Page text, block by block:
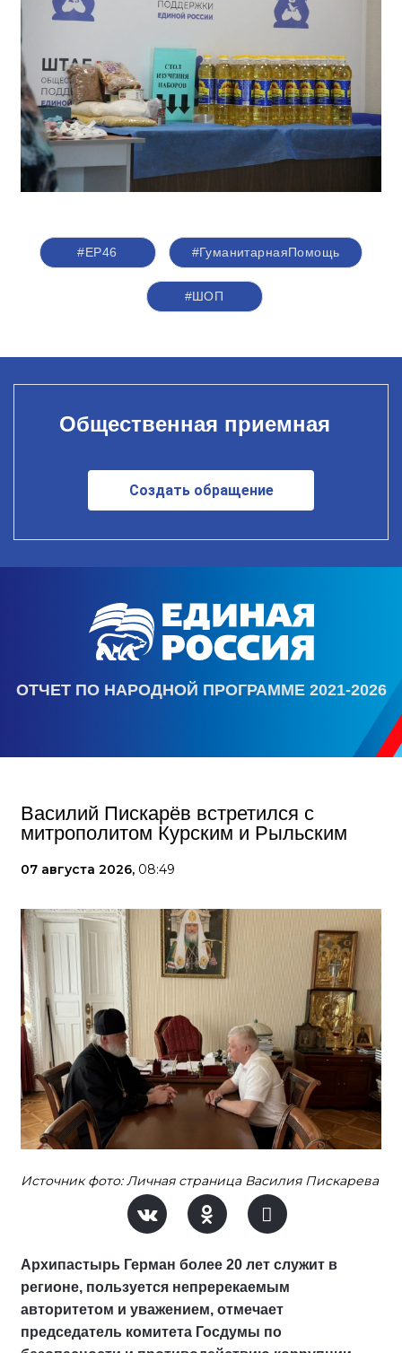
#ЕР46 #ГуманитарнаяПомощь
#ШОП
Общественная приемная
Создать обращение
ОТЧЕТ ПО НАРОДНОЙ ПРОГРАММЕ 2021-2026
Василий Пискарёв встретился с
митрополитом Курским и Рыльским
07 августа 2026, 08:49
Источник фото: Личная страница Василия Пискарева
Архипастырь Герман более 20 лет служит в
регионе, пользуется непререкаемым
авторитетом и уважением, отмечает
председатель комитета Госдумы по